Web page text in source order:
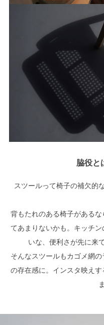
脇役と
スツールって椅子の補欠的
背もたれのある椅子がある
てあまりないかも。キッチ
いな、便利さが先に来
そんなスツールもカゴメ網
の存在感に。インスタ映え